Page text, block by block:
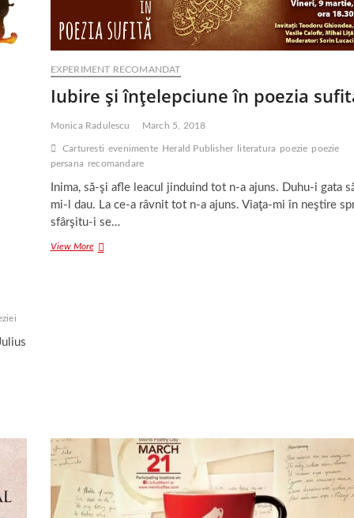
EXPERIMENT RECOMANDAT
Iubire şi înţelepciune în poezia
Monica Radulescu March 5, 2018
Carturesti evenimente Herald Publisher literatura poezie poezie
persana recomandare
Inima, să-şi afle leacul jinduind tot n-a ajuns. Duhu-i gata
mi-l dau. La ce-a râvnit tot n-a ajuns. Viaţa-mi în neştire
sfârşitu-i se…
View MoreIubire